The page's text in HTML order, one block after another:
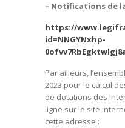
– Notifications de
https://
id=NNGYNxhp-
Par ailleurs,
2023 pour le calcul
de dotations des
ligne sur le site
cette adresse :